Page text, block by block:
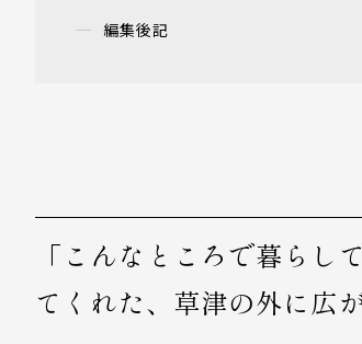
編集後記
「こんなところで暮らし
てくれた、草津の外に広